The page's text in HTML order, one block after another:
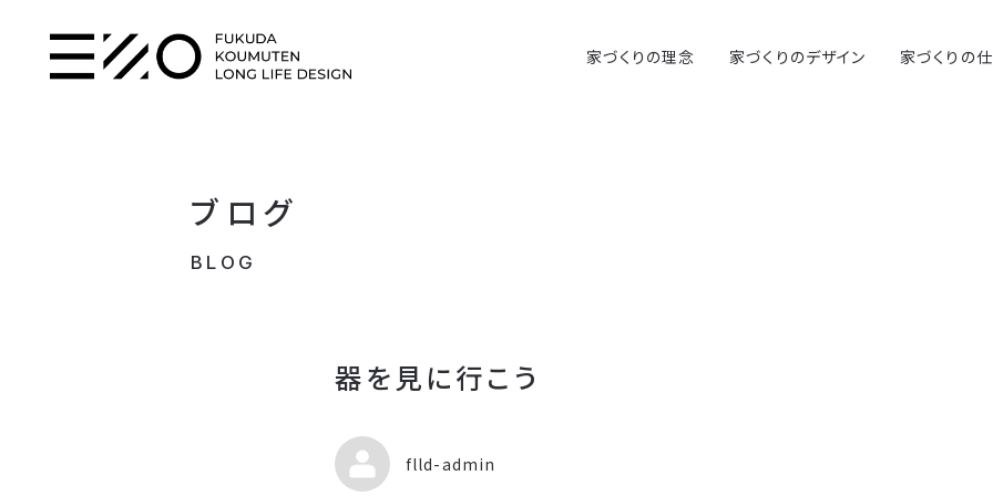
家づくりの理念 家づくりのデザイン 家づくりの
ブログ
BLOG
器を見に行こう
flld-admin